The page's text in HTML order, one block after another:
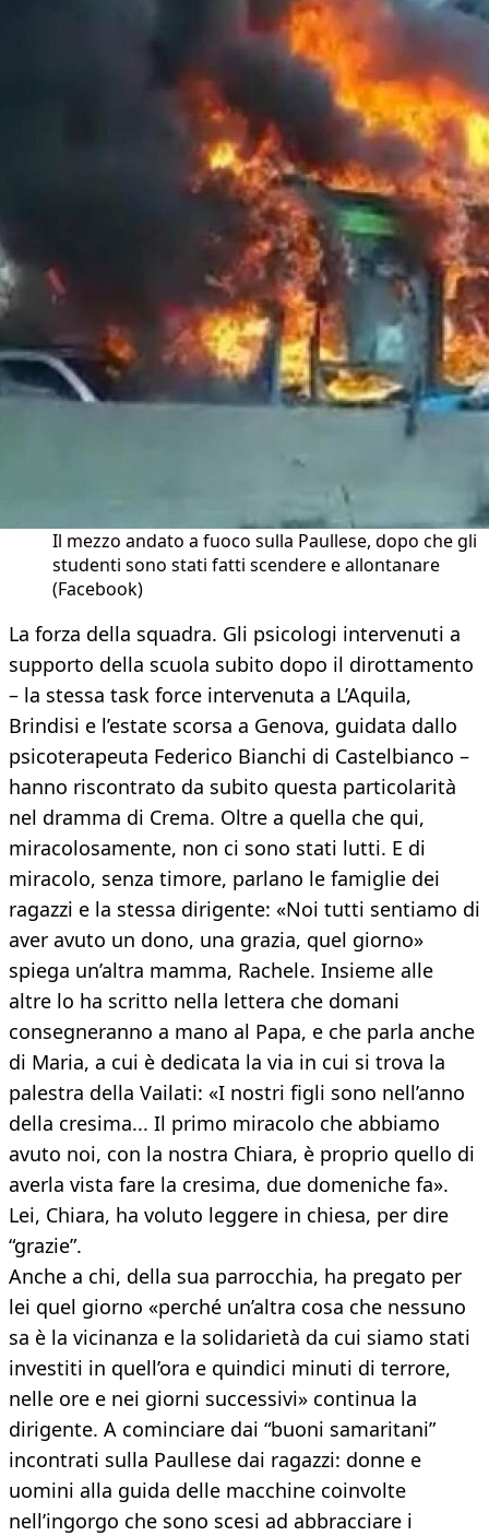
Il mezzo andato a fuoco sulla Paullese, dopo che gli
studenti sono stati fatti scendere e allontanare
(Facebook)
La forza della squadra. Gli psicologi intervenuti a
supporto della scuola subito dopo il dirottamento
– la stessa task force intervenuta a L’Aquila,
Brindisi e l’estate scorsa a Genova, guidata dallo
psicoterapeuta Federico Bianchi di Castelbianco –
hanno riscontrato da subito questa particolarità
nel dramma di Crema. Oltre a quella che qui,
miracolosamente, non ci sono stati lutti. E di
miracolo, senza timore, parlano le famiglie dei
ragazzi e la stessa dirigente: «Noi tutti sentiamo di
aver avuto un dono, una grazia, quel giorno»
spiega un’altra mamma, Rachele. Insieme alle
altre lo ha scritto nella lettera che domani
consegneranno a mano al Papa, e che parla anche
di Maria, a cui è dedicata la via in cui si trova la
palestra della Vailati: «I nostri figli sono nell’anno
della cresima... Il primo miracolo che abbiamo
avuto noi, con la nostra Chiara, è proprio quello di
averla vista fare la cresima, due domeniche fa».
Lei, Chiara, ha voluto leggere in chiesa, per dire
“grazie”.
Anche a chi, della sua parrocchia, ha pregato per
lei quel giorno «perché un’altra cosa che nessuno
sa è la vicinanza e la solidarietà da cui siamo stati
investiti in quell’ora e quindici minuti di terrore,
nelle ore e nei giorni successivi» continua la
dirigente. A cominciare dai “buoni samaritani”
incontrati sulla Paullese dai ragazzi: donne e
uomini alla guida delle macchine coinvolte
nell’ingorgo che sono scesi ad abbracciare i